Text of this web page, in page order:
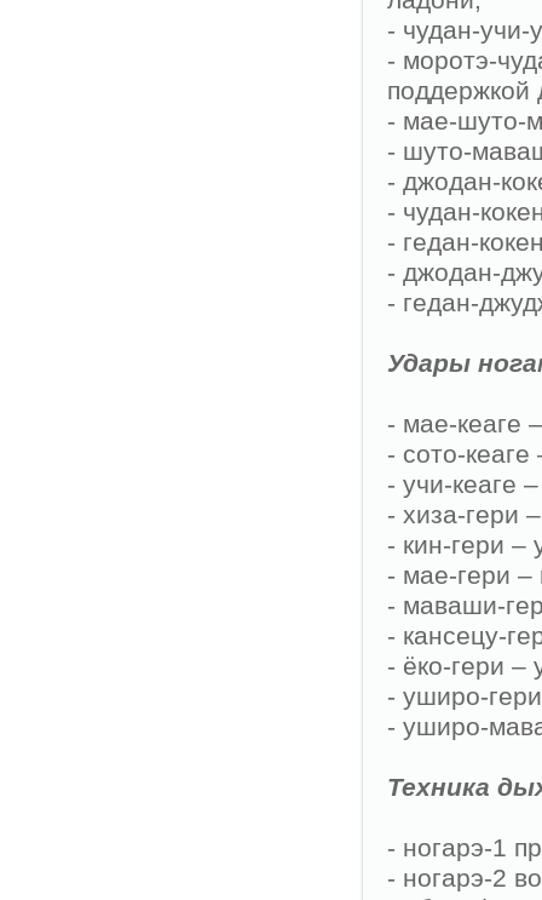
- чудан-учи-
- моротэ-
поддержкой
- мае-шуто-
- шуто-
- джодан-
- чудан-
- гедан-
- джодан-
- гедан-
Удары
- мае-кеаге
- сото-
- учи-кеаге
- хиза-гери
- кин-гери –
- мае-гери –
- маваши-
- кансецу-
- ёко-гери –
- уширо-
- уширо-
Техника
- ногарэ-1
- ногарэ-2